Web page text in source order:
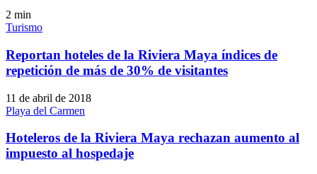
2 min
Turismo
Reportan hoteles de la Riviera Maya índices de
repetición de más de 30% de visitantes
11 de abril de 2018
Playa del Carmen
Hoteleros de la Riviera Maya rechazan aumento al
impuesto al hospedaje